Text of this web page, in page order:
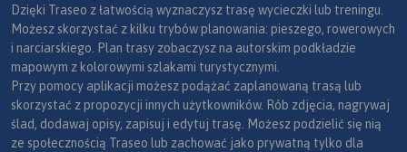
Dzięki Traseo z łatwością wyznaczysz trasę wycieczki lub treningu.
Możesz skorzystać z kilku trybów planowania: pieszego, rowerowych
i narciarskiego. Plan trasy zobaczysz na autorskim podkładzie
mapowym z kolorowymi szlakami turystycznymi.
Przy pomocy aplikacji możesz podążać zaplanowaną trasą lub
skorzystać z propozycji innych użytkowników. Rób zdjęcia, nagrywaj
ślad, dodawaj opisy, zapisuj i edytuj trasę. Możesz podzielić się nią
ze społecznością Traseo lub zachować jako prywatną tylko dla